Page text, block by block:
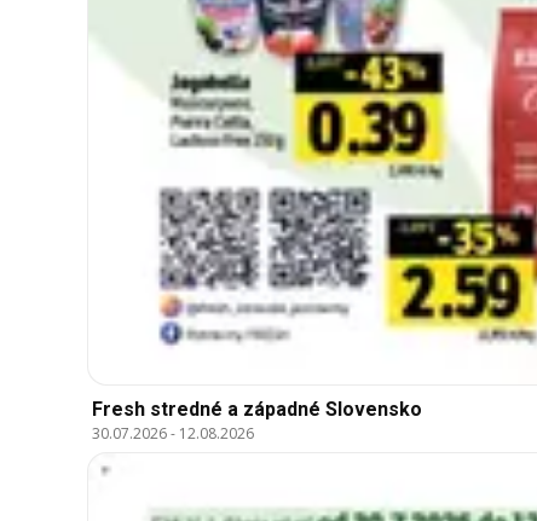
Fresh stredné a západné Slovensko
30.07.2026- 12.08.2026